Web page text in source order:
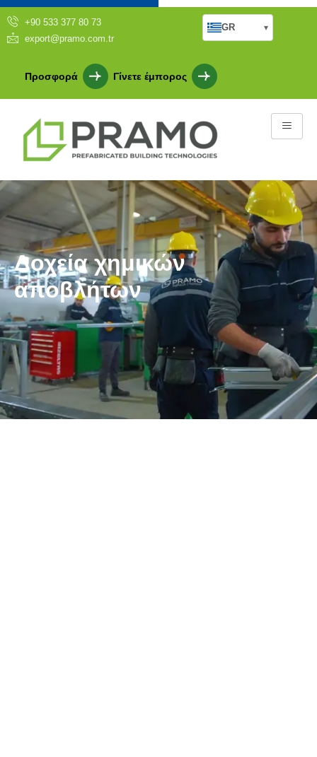
+90 533 377 80 73
export@pramo.com.tr
Προσφορά Γίνετε έμπορος
GR ▾
Δοχεία χημικών
αποβλήτων